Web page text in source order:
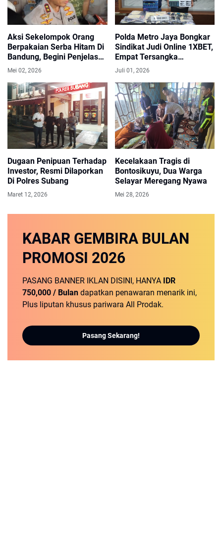
Aksi Sekelompok Orang
Berpakaian Serba Hitam Di
Bandung, Begini Penjelasan
Kapolda Jabar
Mei 02, 2026
Polda Metro Jaya Bongkar
Sindikat Judi Online 1XBET,
Empat Tersangka
Ditangkap
Juli 01, 2026
Dugaan Penipuan Terhadap
Investor, Resmi Dilaporkan
Di Polres Subang
Maret 12, 2026
Kecelakaan Tragis di
Bontosikuyu, Dua Warga
Selayar Meregang Nyawa
Mei 28, 2026
KABAR GEMBIRA BULAN
PROMOSI 2026
PASANG BANNER IKLAN DISINI, HANYA
IDR
750,000 / Bulan dapatkan penawaran menarik ini,
Plus liputan khusus pariwara All Prodak.
Pasang Sekarang!